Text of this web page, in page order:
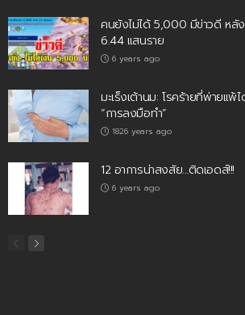
คนยังไม่ได้ 5,000 มีข่าวดี หลั
6.44 แสนราย
6 years ago
มะเร็งเต้านม: โรคร้ายที่พ่ายแพ้
“การลงมือทำ”
1826 years ago
12 อาการน่าสงสัย…ติดเอดส์!!!
6 years ago